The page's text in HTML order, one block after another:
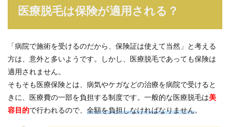
険が
適用
1.1
自由
診療
と保
険診
療の
違い
医療脱毛は保険が適用される？
「病院で施術を受けるのだから、保険証は使えて当然」と考える
方は、意外と多いようです。しかし、医療脱毛であっても保険は
適用されません。
そもそも医療保険とは、病気やケガなどの治療を病院で受けると
きに、医療費の一部を負担する制度です。一般的な医療脱毛は美
容目的で行われるので、 全額を負担しなければなりません。